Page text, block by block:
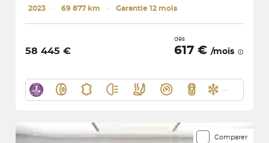
2023 ･ 69 877 km ･ Garantie 12 mois
58 445 €
dès
617 € /mois
Comparer